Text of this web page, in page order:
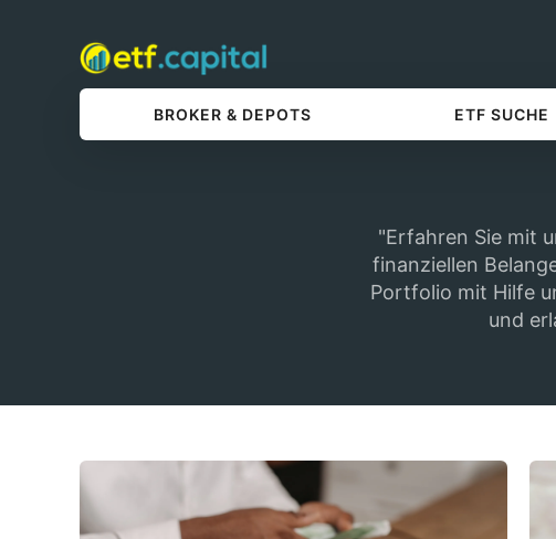
BROKER & DEPOTS ETF SUCHE
"Erfahren Sie mit
finanziellen
Portfolio mit Hilfe
und